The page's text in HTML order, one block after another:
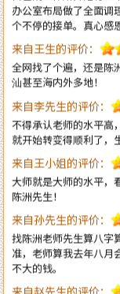
来自王生的评价：
全网找了个遍，还是陈
汕甚至海内外多地！
来自李先生的评价：
不得承认老师的水平高
就开始转变得顺利了，
来自王小姐的评价：
大师就是大师的水平，
陈洲先生！
来自孙先生的评价：
找陈洲老师先生算八字
准，老师算我去年八月
不大的钱。
来自赵先生的评价：
不得不承认陈先生算八
个。